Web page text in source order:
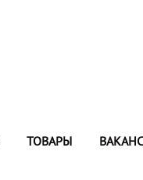
ТОВАРЫ